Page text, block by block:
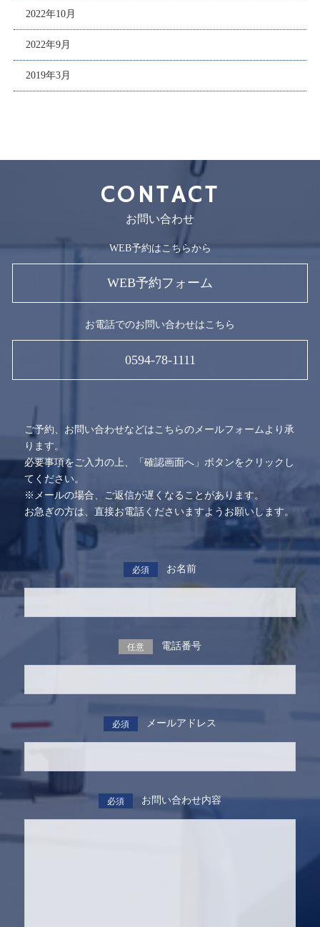
2022年10月
2022年9月
2019年3月
CONTACT
お問い合わせ
WEB予約はこちらから
WEB予約フォーム
お電話でのお問い合わせはこちら
0594-78-1111
ご予約、お問い合わせなどはこちらのメールフォームより承
ります。
必要事項をご入力の上、「確認画面へ」ボタンをクリックし
てください。
※メールの場合、ご返信が遅くなることがあります。
お急ぎの方は、直接お電話くださいますようお願いします。
必須 お名前
任意 電話番号
必須 メールアドレス
必須 お問い合わせ内容